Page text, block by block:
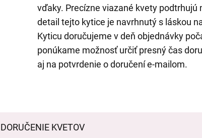
vďaky. Precízne viazané kvety podtrhujú
detail tejto kytice je navrhnutý s láskou
Kyticu doručujeme v deň objednávky
ponúkame možnosť určiť presný čas
aj na potvrdenie o doručení e-mailom.
DORUČENIE KVETOV